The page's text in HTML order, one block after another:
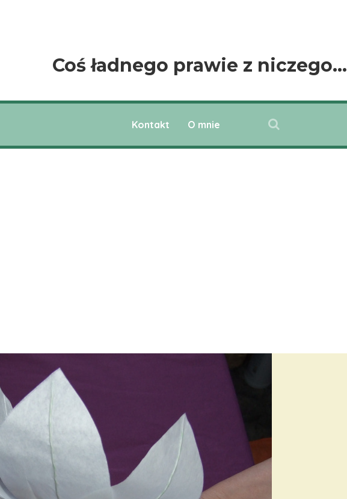
Coś ładnego prawie z niczego…
Kontakt O mnie